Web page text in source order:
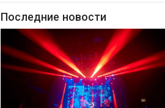
Последние новости